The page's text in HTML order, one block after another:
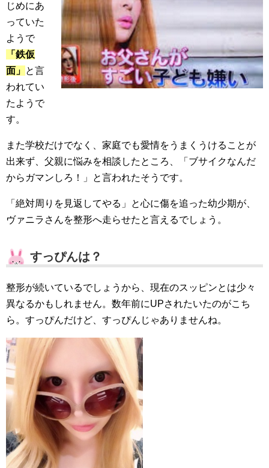
じめにあ
っていた
ようで
「鉄仮
面」 と言
われてい
たようで
す。
また学校だけでなく、家庭でも愛情をうまくうけることが
出来ず、父親に悩みを相談したところ、「ブサイクなんだ
からガマンしろ！」と言われたそうです。
「絶対周りを見返してやる」と心に傷を追った幼少期が、
ヴァニラさんを整形へ走らせたと言えるでしょう。
すっぴんは？
整形が続いているでしょうから、現在のスッピンとは少々
異なるかもしれません。数年前にUPされたいたのがこち
ら。すっぴんだけど、すっぴんじゃありませんね。